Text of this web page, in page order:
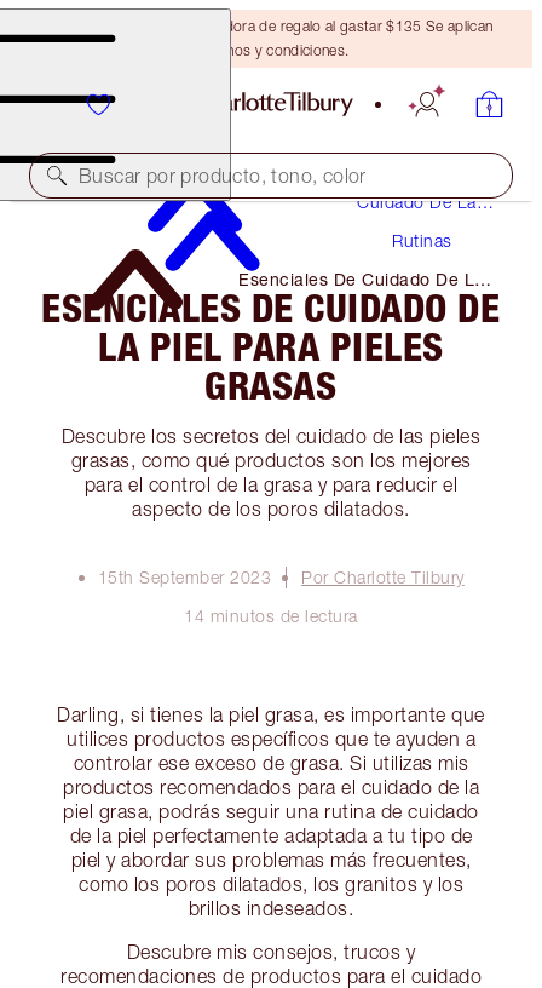
Obtén una brocha bronceadora de regalo al gastar $135 Se aplican
términos y condiciones.
Buscar por producto, tono, color
Cuidado De La
Rutinas
Esenciales De Cuidado De La
Piel Para Pieles Grasas
ESENCIALES DE CUIDADO DE
LA PIEL PARA PIELES
GRASAS
Descubre los secretos del cuidado de las pieles
grasas, como qué productos son los mejores
para el control de la grasa y para reducir el
aspecto de los poros dilatados.
15th September 2023
Por Charlotte Tilbury
14 minutos de lectura
Darling, si tienes la piel grasa, es importante que
utilices productos específicos que te ayuden a
controlar ese exceso de grasa. Si utilizas mis
productos recomendados para el cuidado de la
piel grasa, podrás seguir una rutina de cuidado
de la piel perfectamente adaptada a tu tipo de
piel y abordar sus problemas más frecuentes,
como los poros dilatados, los granitos y los
brillos indeseados.
Descubre mis consejos, trucos y
recomendaciones de productos para el cuidado